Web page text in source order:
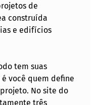
de
construída
e edifícios
tem suas
você quem define
No site do
três